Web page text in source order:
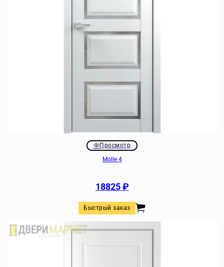
Просмотр
Molle 4
18825₽
Быстрый заказ